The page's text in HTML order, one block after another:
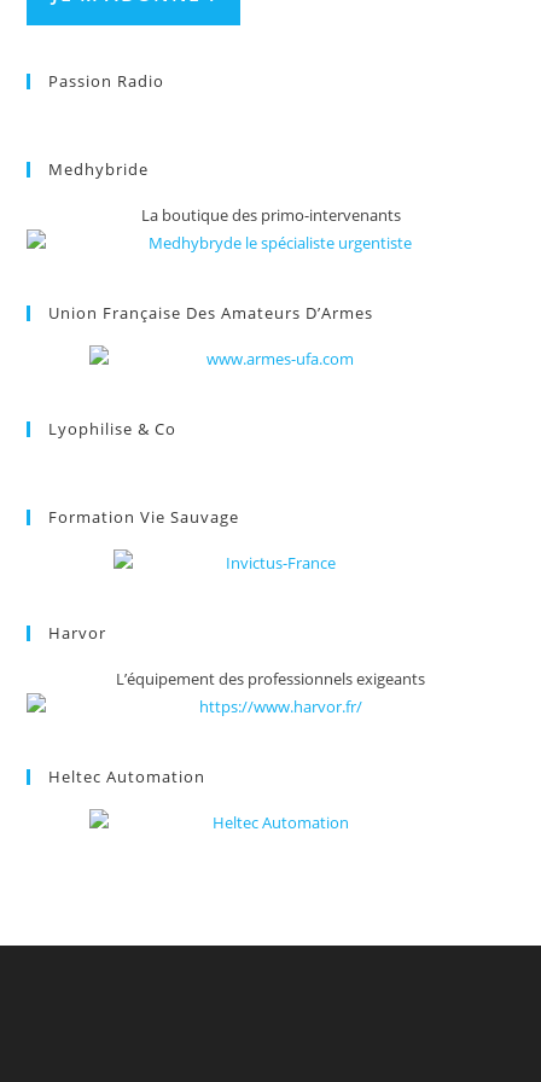
Passion Radio
Medhybride
La boutique des primo-intervenants
Union Française Des Amateurs D’Armes
Lyophilise & Co
Formation Vie Sauvage
Harvor
L’équipement des professionnels exigeants
Heltec Automation